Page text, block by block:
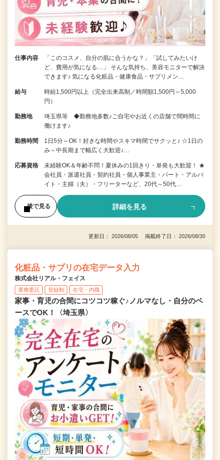
仕事内容
「このコスメ、自分の肌に合うかな？」「試してみたいけ
ど、費用が気になる…」 そんな気持ち、美容モニターで解決
できます♪ 気になる化粧品・健康食品・サプリメン…
給与
時給1,500円以上（完全出来高制／時間額1,500円～5,000
円）
勤務地
埼玉県等 ◆勤務地多数♪ご自宅やお近くの店舗で間時間に
働けます♪
勤務時間
1日5分～OK！好きな時間やスキマ時間でサクッと♪ ☆1日の
み～中長期まで幅広く大歓迎♪…
応募資格
未経験OK＆年齢不問！夏休みの1回きり・単発も大歓迎！ ★
会社員・派遣社員・契約社員・個人事業主・パート・アルバ
イト・主婦（夫）・フリーターなど、20代～50代…
後で見る 詳細を見る
更新日： 2026/08/05 掲載終了日： 2026/08/30
化粧品・サプリの在宅データ入力
株式会社リアル・フェイス
業務委託 登録制 在宅・内職
家事・育児の合間にコツコツ稼ぐ♪ノルマなし・自分のペ
ースでOK！〈埼玉県〉